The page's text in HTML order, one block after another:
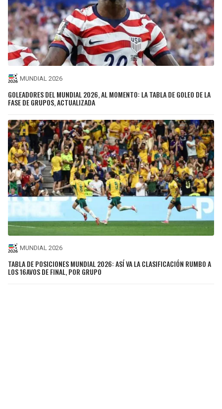
MUNDIAL 2026
GOLEADORES DEL MUNDIAL 2026, AL MOMENTO: LA TABLA DE GOLEO DE LA
FASE DE GRUPOS, ACTUALIZADA
MUNDIAL 2026
TABLA DE POSICIONES MUNDIAL 2026: ASÍ VA LA CLASIFICACIÓN RUMBO A
LOS 16AVOS DE FINAL, POR GRUPO